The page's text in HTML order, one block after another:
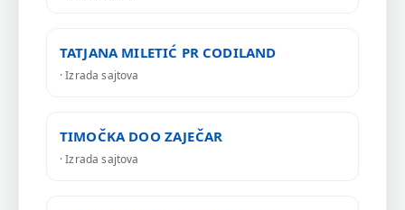
TATJANA MILETIĆ PR CODILAND
· Izrada sajtova
TIMOČKA DOO ZAJEČAR
· Izrada sajtova